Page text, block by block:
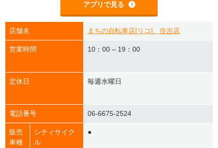
アプリで見る
店舗名 まちの自転車店[リコ] 住吉店
営業時間 10：00 – 19：00
定休日 毎週水曜日
電話番号 06-6675-2524
販売
車種
シティサイク
ル
●